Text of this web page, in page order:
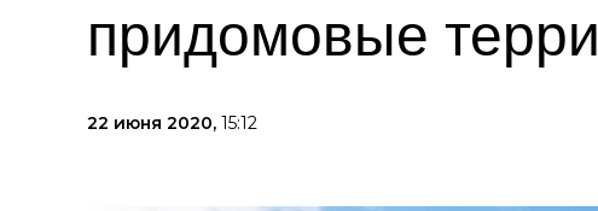
придомовые
22 июня 2020, 15:12